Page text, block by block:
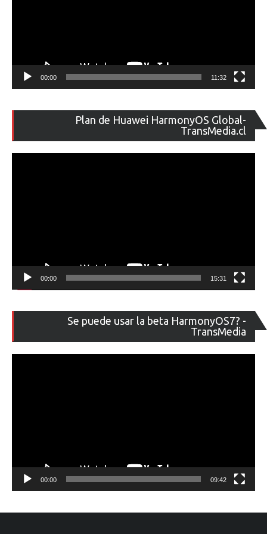
00:00 11:32
Plan de Huawei HarmonyOS Global-
TransMedia.cl
de
00:00 15:31
Se puede usar la beta HarmonyOS7? -
TransMedia
de
00:00 09:42